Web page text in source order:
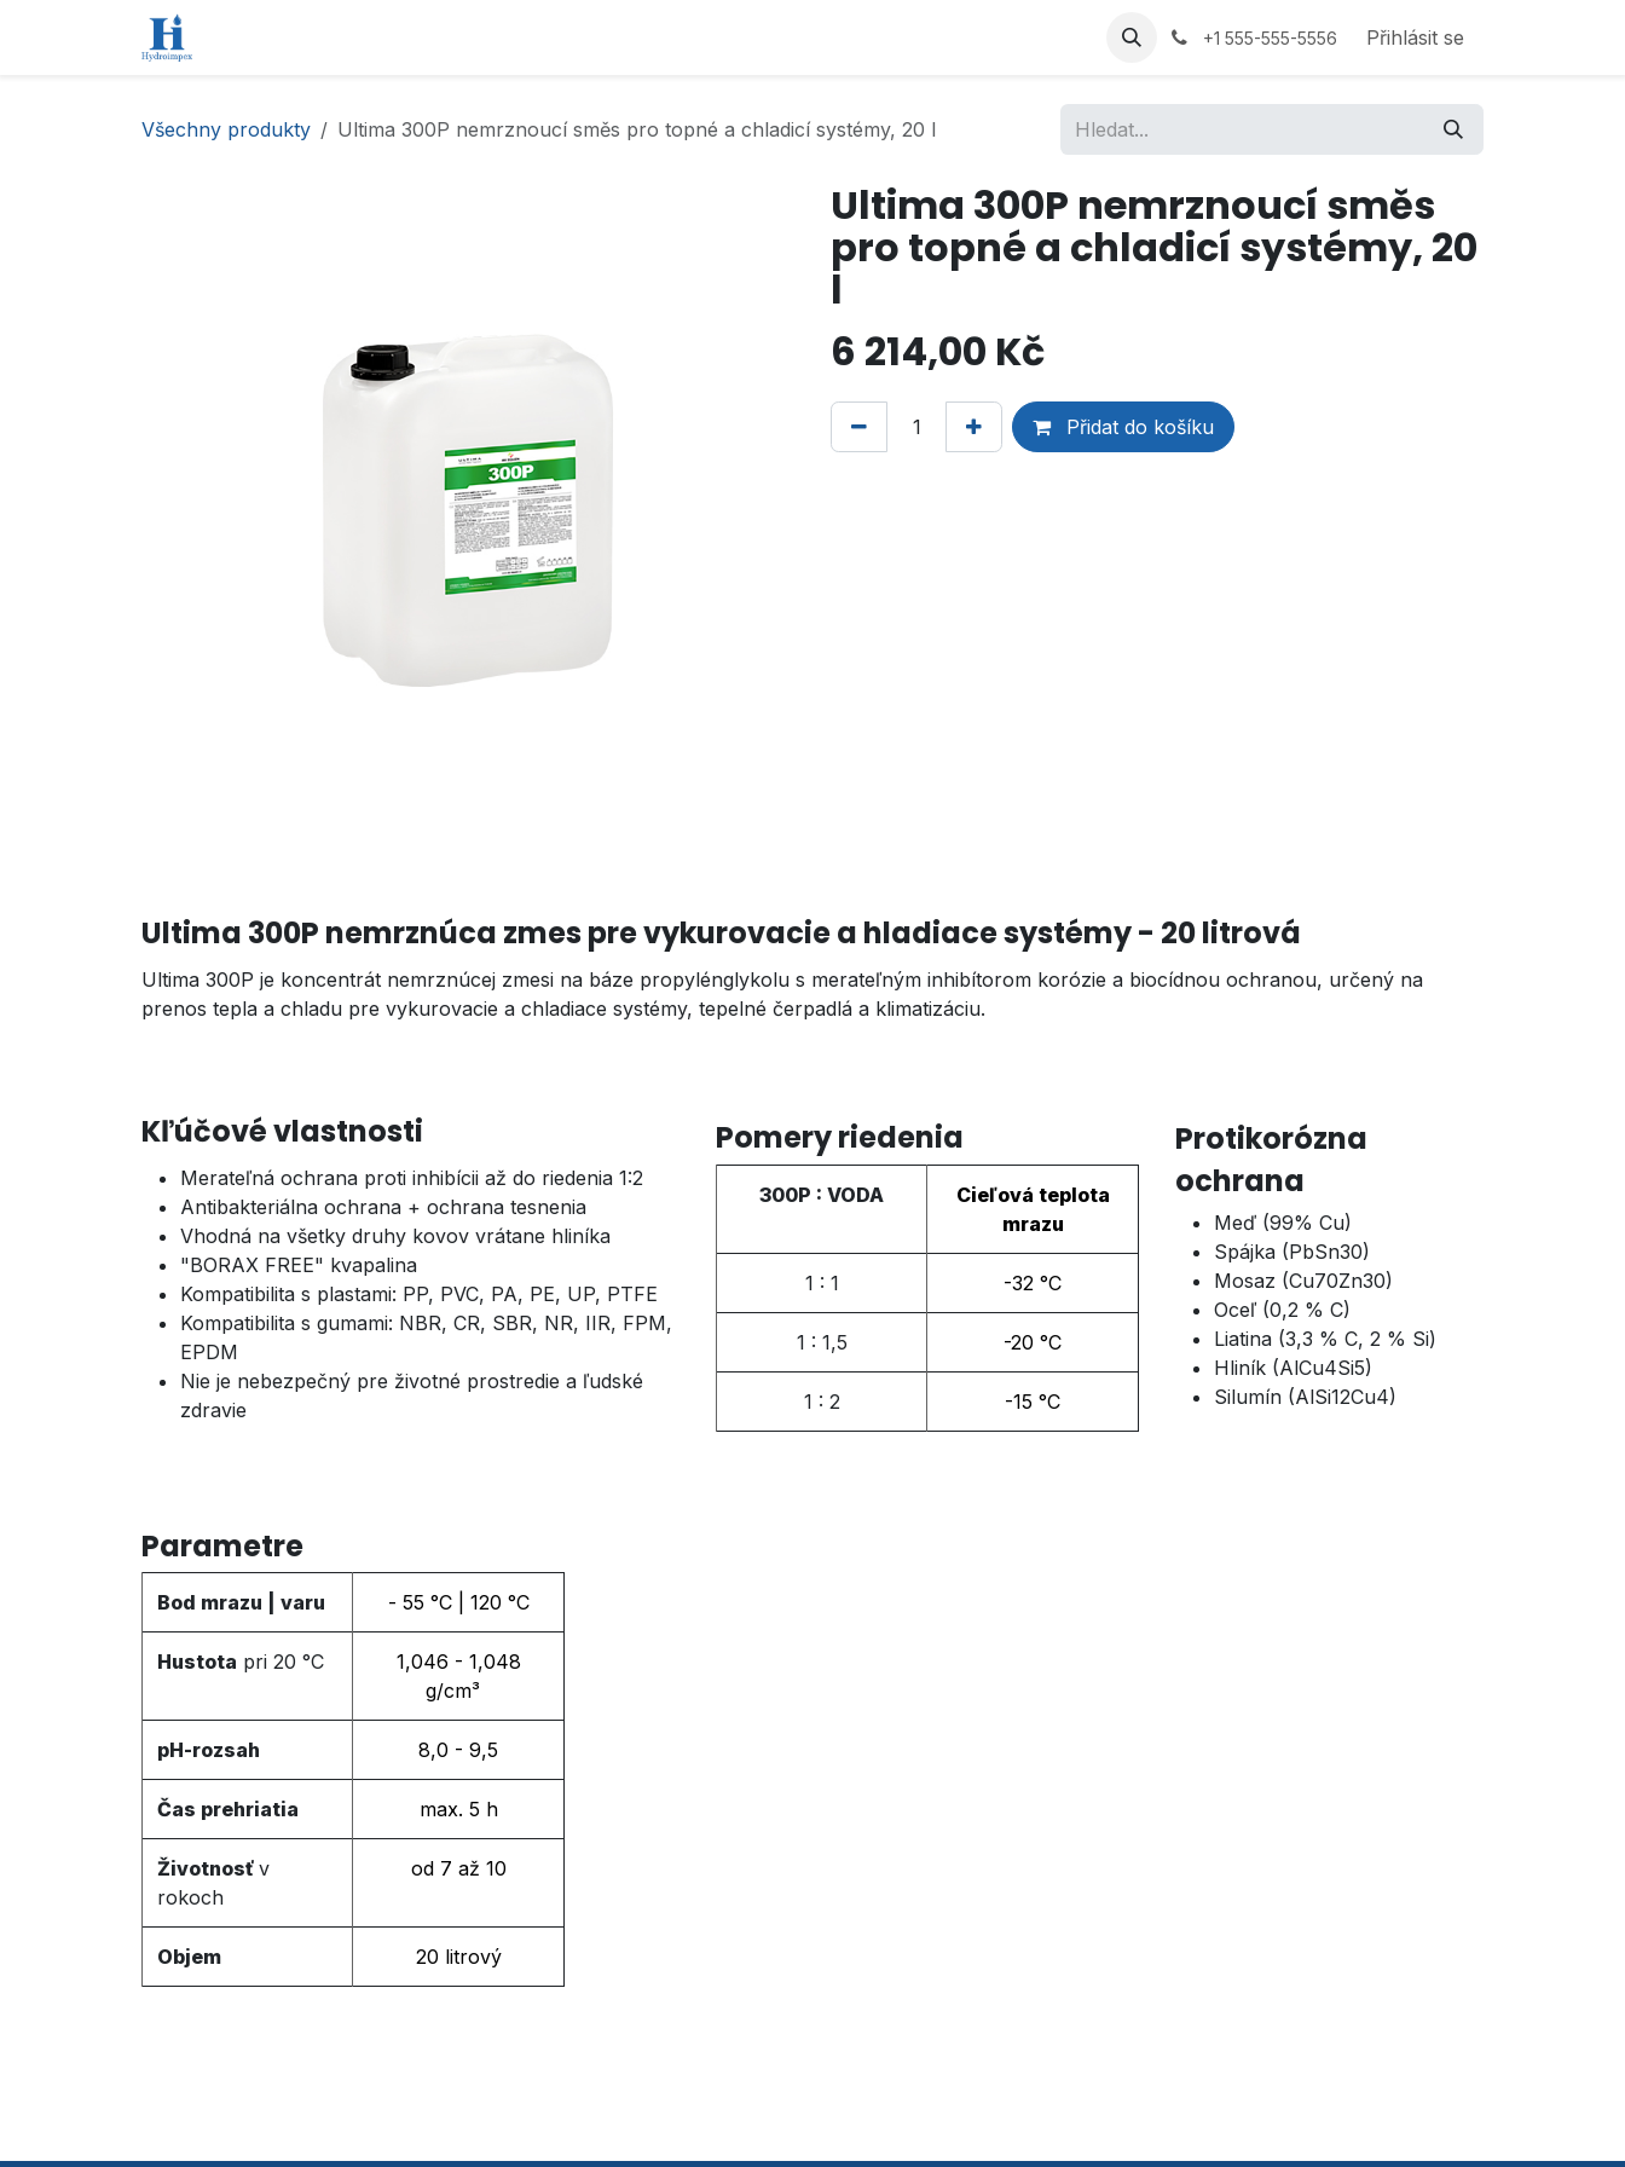
+1 555-555-5556 Přihlásit se
Všechny produkty Ultima 300P nemrznoucí směs pro topné a chladicí systémy, 20 l
Ultima 300P nemrznoucí směs
pro topné a chladicí systémy, 20
l
6 214,00 Kč
Přidat do košíku
Ultima 300P nemrznúca zmes pre vykurovacie a hladiace systémy- 20 litrová
Ultima 300P je koncentrát nemrznúcej zmesi na báze propylénglykolu s merateľným inhibítorom korózie a biocídnou ochranou, určený na
prenos tepla a chladu pre vykurovacie a chladiace systémy, tepelné čerpadlá a klimatizáciu.
Kľúčové vlastnosti
Merateľná ochrana proti inhibícii až do riedenia 1:2
Antibakteriálna ochrana + ochrana tesnenia
Vhodná na všetky druhy kovov vrátane hliníka
"BORAX FREE" kvapalina
Kompatibilita s plastami: PP, PVC, PA, PE, UP, PTFE
Kompatibilita s gumami: NBR, CR, SBR, NR, IIR, FPM,
EPDM
Nie je nebezpečný pre životné prostredie a ľudské
zdravie
Pomery riedenia
300P : VODA
Cieľová teplota
mrazu
1 : 1 -32 °C
1 : 1,5 -20 °C
1 : 2 -15 °C
Protikorózna
ochrana
Meď (99% Cu)
Spájka (PbSn30)
Mosaz (Cu70Zn30)
Oceľ (0,2 % C)
Liatina (3,3 % C, 2 % Si)
Hliník (AlCu4Si5)
Silumín (AlSi12Cu4)
Parametre
Bod mrazu | varu - 55 °C | 120 °C
Hustota pri 20 °C
1,046 - 1,048
g/cm³
pH-rozsah 8,0 - 9,5
Čas prehriatia max. 5 h
Životnosť v
rokoch
od 7 až 10​
Objem 20 litrový